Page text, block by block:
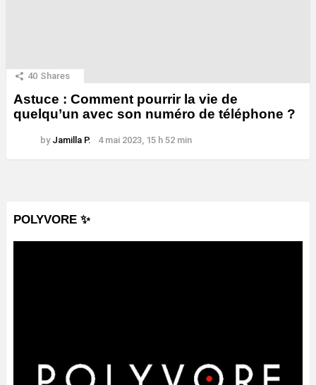
40 Shares
Astuce : Comment pourrir la vie de
quelqu’un avec son numéro de téléphone ?
by Jamilla P. 4 mai 2023, 15 h 52 min
POLYVORE ✨